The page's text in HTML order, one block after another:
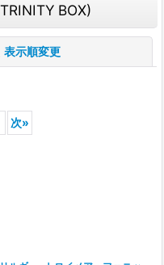
BOX)
表示順変更
次»